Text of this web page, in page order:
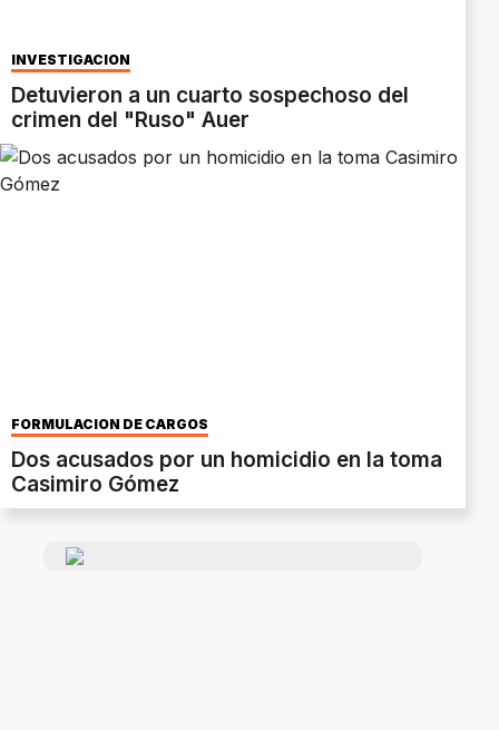
INVESTIGACIÓN
Detuvieron a un cuarto sospechoso del
crimen del "Ruso" Auer
FORMULACIÓN DE CARGOS
Dos acusados por un homicidio en la toma
Casimiro Gómez